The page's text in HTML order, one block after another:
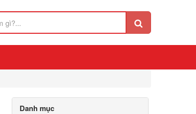
Danh mục